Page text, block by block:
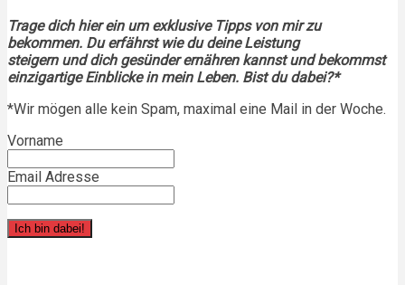
Trage dich hier ein um exklusive Tipps von mir zu
bekommen. Du erfährst wie du deine Leistung
steigern und dich gesünder ernähren kannst und bekommst
einzigartige Einblicke in mein Leben. Bist du dabei?*
*Wir mögen alle kein Spam, maximal eine Mail in der Woche.
Vorname
Email Adresse